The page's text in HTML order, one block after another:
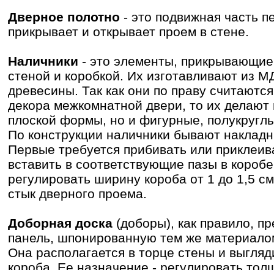
Дверное полотно - это подвижная часть
прикрывает и открывает проем в стене.
Наличники - это элементы,
стеной и коробкой. Их изготавливают из
древесины. Так как они по праву
декора межкомнатной двери, то их делают
плоской формы, но и фигурные,
По конструкции наличники бывают
Первые требуется прибивать или
вставить в соответствующие пазы в
регулировать ширину короба от 1 до 1,5
стык дверного проема.
Доборная доска (доборы), как правило,
панель, шпонированную тем же
Она располагается в торце стены и